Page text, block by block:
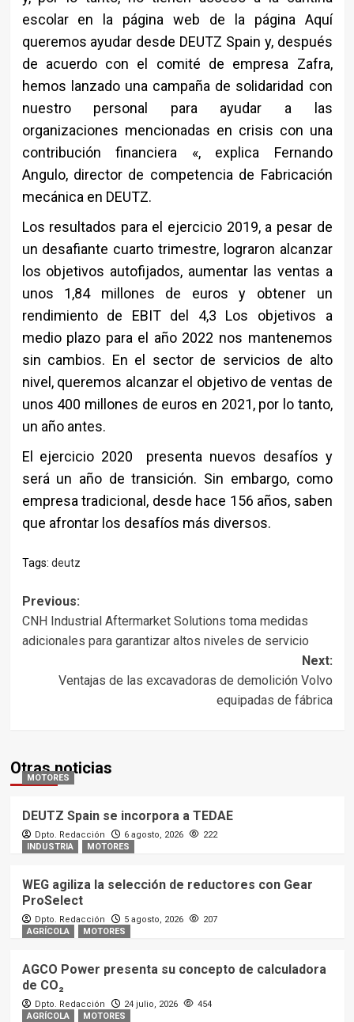
escolar en la página web de la página Aquí
queremos ayudar desde DEUTZ Spain y, después
de acuerdo con el comité de empresa Zafra,
hemos lanzado una campaña de solidaridad con
nuestro personal para ayudar a las
organizaciones mencionadas en crisis con una
contribución financiera «, explica Fernando
Angulo, director de competencia de Fabricación
mecánica en DEUTZ.
Los resultados para el ejercicio 2019, a pesar de
un desafiante cuarto trimestre, lograron alcanzar
los objetivos autofijados, aumentar las ventas a
unos 1,84 millones de euros y obtener un
rendimiento de EBIT del 4,3 Los objetivos a
medio plazo para el año 2022 nos mantenemos
sin cambios. En el sector de servicios de alto
nivel, queremos alcanzar el objetivo de ventas de
unos 400 millones de euros en 2021, por lo tanto,
un año antes.
El ejercicio 2020 presenta nuevos desafíos y
será un año de transición. Sin embargo, como
empresa tradicional, desde hace 156 años, saben
que afrontar los desafíos más diversos.
Tags: deutz
Post
navigation
Previous:
CNH Industrial Aftermarket Solutions toma medidas
adicionales para garantizar altos niveles de servicio
Next:
Ventajas de las excavadoras de demolición Volvo
equipadas de fábrica
Otras noticias
MOTORES
DEUTZ Spain se incorpora a TEDAE
Dpto. Redacción 6 agosto, 2026
222
INDUSTRIA
MOTORES
WEG agiliza la selección de reductores con Gear
ProSelect
Dpto. Redacción 5 agosto, 2026
207
AGRÍCOLA
MOTORES
AGCO Power presenta su concepto de calculadora
de CO₂
Dpto. Redacción 24 julio, 2026
454
AGRÍCOLA
MOTORES